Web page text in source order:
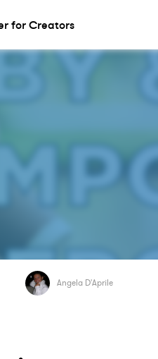
for Creators
Angela D'Aprile